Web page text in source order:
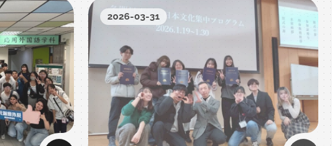
業舞台中展現自
情蒐等細節，並聚焦英日語在樂天這樣的日本國際公司
中的角色，中階經理人對上為日籍主管、對外有各國公
司贊助商聯名客戶、對內也有外籍球員經紀人等等，在
溝通上英日語都不可或缺。系友也分享畢業後職涯發
展，鼓勵即將畢業的大三大四同學勇敢接收挑戰，追尋
自己心目中的夢幻工作，機緣隨時可能浮現，如同球團
國際戰力編成部經理Allen所分享，從球迷變成球團工
作人員是他在大學時從未想過能實現的事情。
2026-03-31